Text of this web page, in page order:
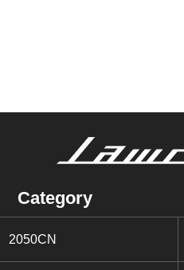
Category
2050CN